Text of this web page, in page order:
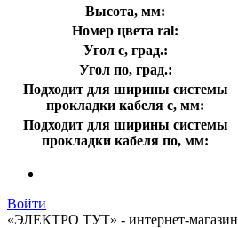
Высота, мм:
Номер цвета ral:
Угол с, град.:
Угол по, град.:
Подходит для ширины системы
прокладки кабеля с, мм:
Подходит для ширины системы
прокладки кабеля по, мм:
Войти
«ЭЛЕКТРО ТУТ» - интернет-магазин